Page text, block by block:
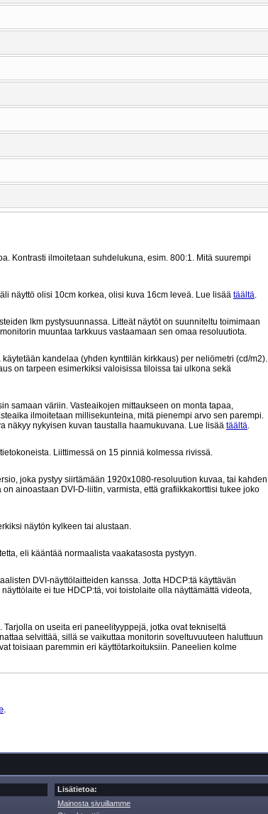
Kontrasti ilmoitetaan suhdelukuna, esim. 800:1. Mitä suurempi
näyttö olisi 10cm korkea, olisi kuva 16cm leveä. Lue lisää täältä.
lkm pystysuunnassa. Litteät näytöt on suunniteltu toimimaan
muuntaa tarkkuus vastaamaan sen omaa resoluutiota.
kandelaa (yhden kynttilän kirkkaus) per neliömetri (cd/m2).
on tarpeen esimerkiksi valoisissa tiloissa tai ulkona sekä
samaan väriin. Vasteaikojen mittaukseen on monta tapaa,
ilmoitetaan millisekunteina, mitä pienempi arvo sen parempi.
näkyy nykyisen kuvan taustalla haamukuvana. Lue lisää täältä.
Liittimessä on 15 pinniä kolmessa rivissä.
joka pystyy siirtämään 1920x1080-resoluution kuvaa, tai kahden
ainoastaan DVI-D-liitin, varmista, että grafiikkakorttisi tukee joko
näytön kylkeen tai alustaan.
eli kääntää normaalista vaakatasosta pystyyn.
DVI-näyttölaitteiden kanssa. Jotta HDCP:tä käyttävän
ei tue HDCP:tä, voi toistolaite olla näyttämättä videota,
on useita eri paneelityyppejä, jotka ovat tekniseltä
selvittää, sillä se vaikuttaa monitorin soveltuvuuteen haluttuun
toisiaan paremmin eri käyttötarkoituksiin. Paneelien kolme
.
Lisätietoa:
Mainosta sivuillamme